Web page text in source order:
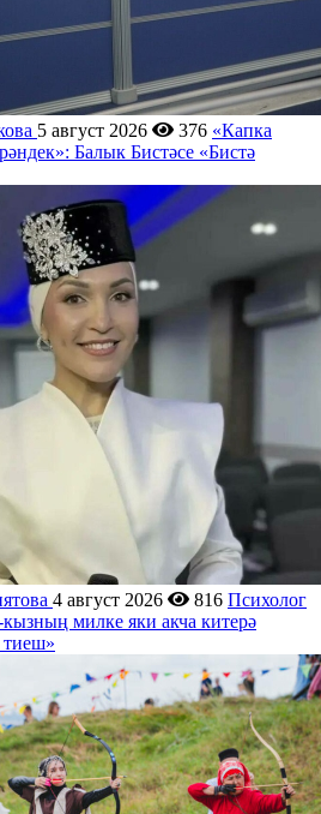
5 август 2026 376 «Капка
Балык Бистәсе «Бистә
4 август 2026 816 Психолог
милке яки акча китерә
тиеш»